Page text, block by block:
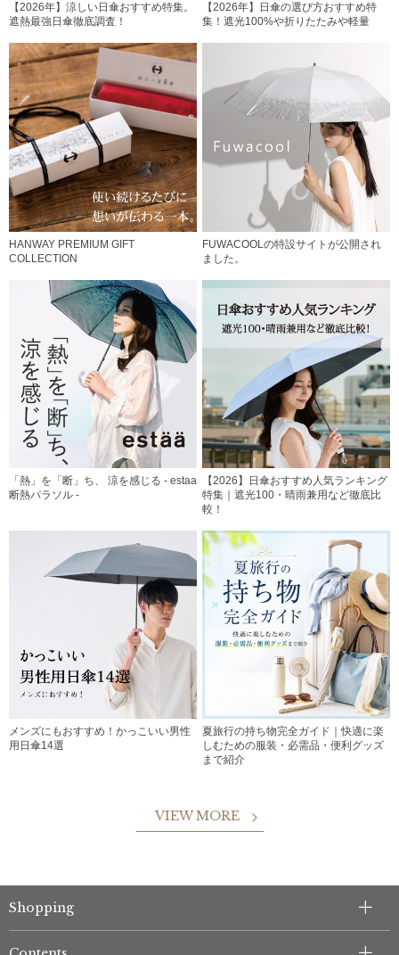
【2026年】涼しい日傘おすすめ特集。
遮熱最強日傘徹底調査！
【2026年】日傘の選び方おすすめ特
集！遮光100%や折りたたみや軽量
HANWAY PREMIUM GIFT
COLLECTION
FUWACOOLの特設サイトが公開され
ました。
「熱」を「断」ち、 涼を感じる - estaa
断熱パラソル -
【2026】日傘おすすめ人気ランキング
特集｜遮光100・晴雨兼用など徹底比
較！
メンズにもおすすめ！かっこいい男性
用日傘14選
夏旅行の持ち物完全ガイド｜快適に楽
しむための服装・必需品・便利グッズ
まで紹介
VIEW MORE
Shopping